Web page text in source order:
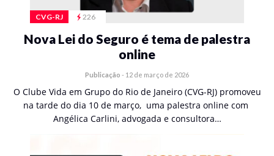
CVG-RJ 226
Nova Lei do Seguro é tema de palestra
online
Publicação - 12 de março de 2026
O Clube Vida em Grupo do Rio de Janeiro (CVG-RJ) promoveu
na tarde do dia 10 de março, uma palestra online com
Angélica Carlini, advogada e consultora…